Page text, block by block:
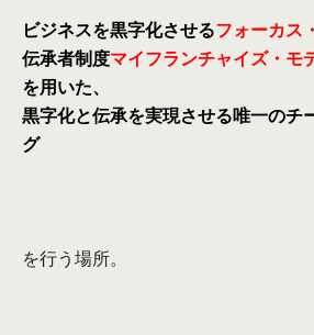
ビジネスを黒字化させるフォーカス
伝承者制度マイフランチャイズ・モ
を用いた、
黒字化と伝承を実現させる唯一のチ
グ
を行う場所。